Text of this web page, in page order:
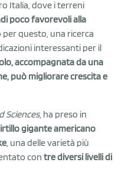
Italia, dove i terreni
poco favorevoli alla
per questo, una ricerca
interessanti per il
accompagnata da una
può migliorare crescita e
Sciences, ha preso in
gigante americano
, una delle varietà più
con tre diversi livelli di